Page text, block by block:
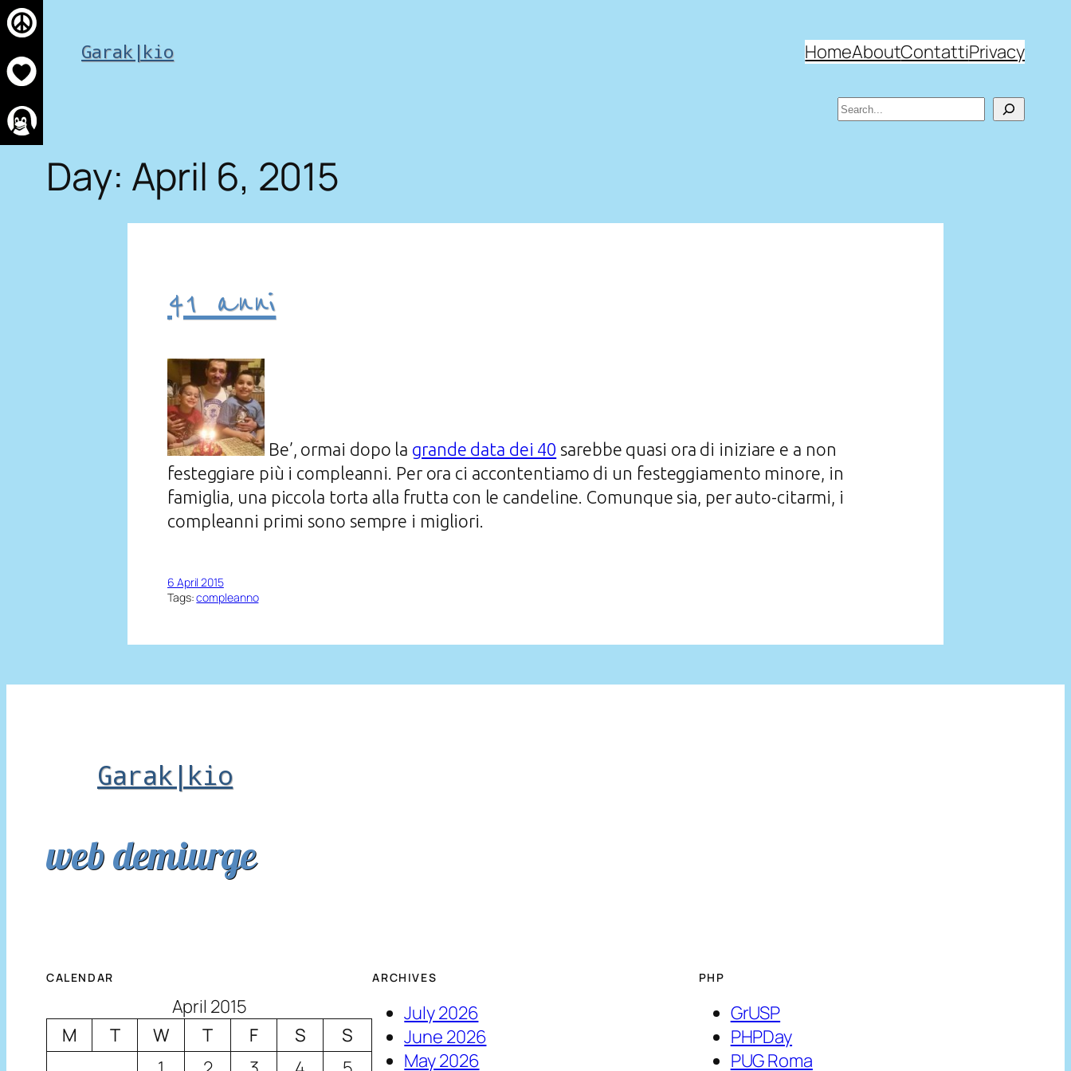
Skip
to
content
Garak|kio HomeAboutContattiPrivacy
Search
Day: April 6, 2015
41 anni
Be’, ormai dopo la grande data dei 40 sarebbe quasi ora di iniziare e a non
festeggiare più i compleanni. Per ora ci accontentiamo di un festeggiamento minore, in
famiglia, una piccola torta alla frutta con le candeline. Comunque sia, per auto-citarmi, i
compleanni primi sono sempre i migliori.
6 April 2015
Tags:compleanno
Garak|kio
web demiurge
CALENDAR
April 2015
M
T W T F S
S
ARCHIVES
July 2026
June 2026
May 2026
PHP
GrUSP
PHPDay
PUG Roma